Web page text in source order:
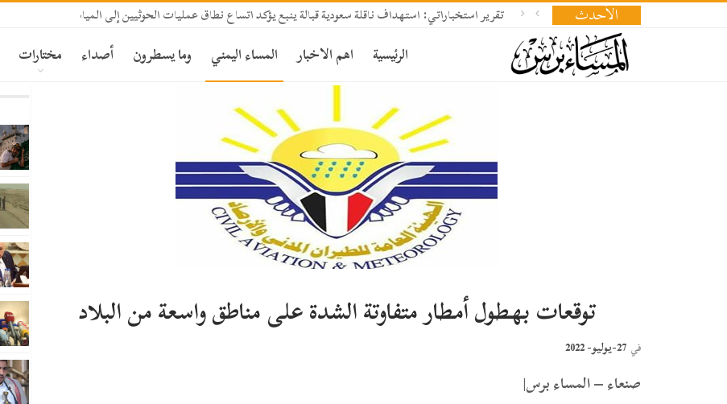
الأحدث تقرير استخباراتي: استهداف ناقلة سعودية قبالة ينبع يؤكد اتساع نطاق عمليات الحوثيين إلى المياه الإقليمية السعودية
الرئيسية اهم الاخبار المساء اليمني وما يسطرون أصداء مختارات
توقعات بهطول أمطار متفاوتة الشدة على مناطق واسعة من البلاد
في 27-يوليو- 2022
صنعاء – المساء برس|